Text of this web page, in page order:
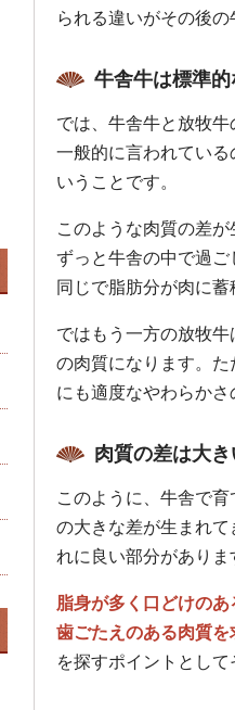
られる違いがその後の
牛舎牛は標準
では、牛舎牛と放牧
一般的に言われている
いうことです。
このような肉質の差
ずっと牛舎の中で過
同じで脂肪分が肉に
ではもう一方の放牧
の肉質になります。
にも適度なやわらかさ
肉質の差は大
このように、牛舎で
の大きな差が生まれ
れに良い部分がありま
脂身が多く口どけの
歯ごたえのある肉質を
を探すポイントとし